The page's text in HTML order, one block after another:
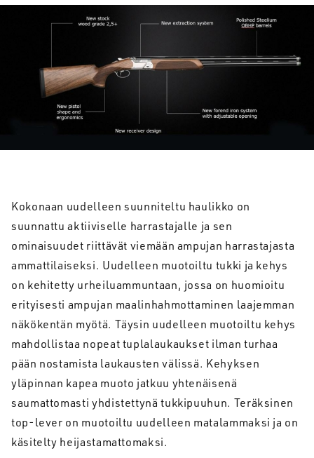
Kokonaan uudelleen suunniteltu haulikko on
suunnattu aktiiviselle harrastajalle ja sen
ominaisuudet riittävät viemään ampujan harrastajasta
ammattilaiseksi. Uudelleen muotoiltu tukki ja kehys
on kehitetty urheiluammuntaan, jossa on huomioitu
erityisesti ampujan maalinhahmottaminen laajemman
näkökentän myötä. Täysin uudelleen muotoiltu kehys
mahdollistaa nopeat tuplalaukaukset ilman turhaa
pään nostamista laukausten välissä. Kehyksen
yläpinnan kapea muoto jatkuu yhtenäisenä
saumattomasti yhdistettynä tukkipuuhun. Teräksinen
top-lever on muotoiltu uudelleen matalammaksi ja on
käsitelty heijastamattomaksi.